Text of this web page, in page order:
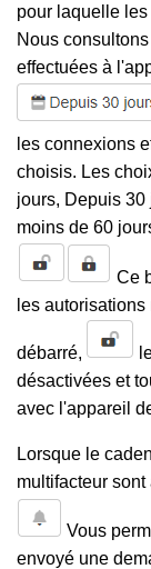
pour laquelle
Nous
effectuées à
les connexions
choisis. Les
jours, Depuis 30
moins de 60
Ce
les
débarré,
désactivées et
avec l'appareil
Lorsque le
multifacteur sont
Vous
envoyé une